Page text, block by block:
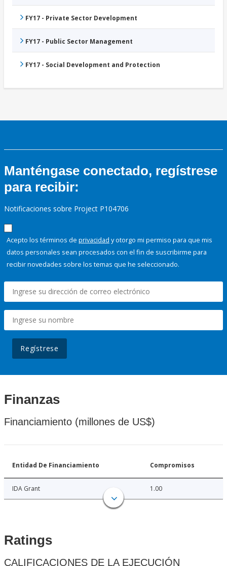
FY17 - Private Sector Development
FY17 - Public Sector Management
FY17 - Social Development and Protection
Manténgase conectado, regístrese
para recibir:
Notificaciones sobre Project P104706
Acepto los términos de privacidad y otorgo mi permiso para que mis
datos personales sean procesados con el fin de suscribirme para
recibir novedades sobre los temas que he seleccionado.
Regístrese
Finanzas
Financiamiento (millones de US$)
Entidad De Financiamiento Compromisos
IDA Grant 1.00
Ratings
CALIFICACIONES DE LA EJECUCIÓN